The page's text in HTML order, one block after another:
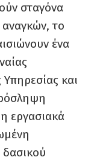
σταγόνα
το
ένα
και
εργασιακά
δασικού